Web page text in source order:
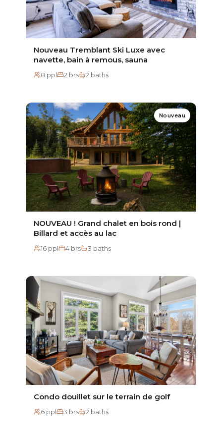
Nouveau Tremblant Ski Luxe avec
navette, bain à remous, sauna
8 ppl 2 brs 2 baths
NOUVEAU ! Grand chalet en bois rond |
Billard et accès au lac
16 ppl 4 brs 3 baths
Nouveau
Condo douillet sur le terrain de golf
6 ppl 3 brs 2 baths